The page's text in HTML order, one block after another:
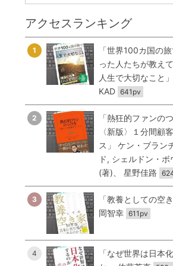
アクセスランキング
1
「世界100カ国の
った人たちが教え
人生で大切なこと
KAD 641pv
2
「熱狂的ファンの
〈新版〉１分間顧
ス」 ケン・ブラン
ド, シェルドン・ボ
(著)、 星野佳路
3
「教養としての空
岡智幸 611pv
4
「なぜ世界は日本